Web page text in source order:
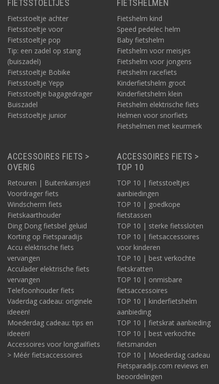
FIETSSTOELTJES
Fietsstoeltje achter
Fietsstoeltje voor
Fietsstoeltje pop
Tip: een zadel op stang
(buiszadel)
Fietsstoeltje Bobike
Fietsstoeltje Yepp
Fietsstoeltje bagagedrager
Buiszadel
Fietsstoeltje junior
FIETSHELMEN
Fietshelm kind
Speed pedelec helm
Baby fietshelm
Fietshelm voor meisjes
Fietshelm voor jongens
Fietshelm racefiets
Kinderfietshelm groot
Kinderfietshelm klein
Fietshelm elektrische fiets
Helmen voor snorfiets
Fietshelmen met keurmerk
ACCESSOIRES FIETS >
OVERIG
Retouren | Buitenkansjes!
Voordrager fiets
Windscherm fiets
Fietskaarthouder
Ding Dong fietsbel geluid
Korting op Fietsparadijs
Accu elektrische fiets
vervangen
Acculader elektrische fiets
vervangen
Telefoonhouder fiets
Vaderdag cadeau: originele
ideeën!
Moederdag cadeau: tips en
ideeën!
Accessoires voor longtailfiets
> Méér fietsaccessoires
ACCESSOIRES FIETS >
TOP 10
TOP 10 | fietsstoeltjes
aanbiedingen
TOP 10 | goedkope
fietstassen
TOP 10 | sterke fietssloten
TOP 10 | fietsaccessoires
voor kinderen
TOP 10 | best verkochte
fietskratten
TOP 10 | onmisbare
fietsaccessoires
TOP 10 | kinderfietshelm
aanbieding
TOP 10 | fietskrat aanbieding
TOP 10 | best verkochte
fietsmanden
TOP 10 | Moederdag cadeau
Fietsparadijs.com reviews en
beoordelingen